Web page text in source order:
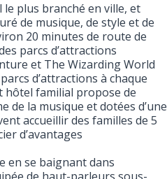
plus branché en ville, et
de musique, de style et de
20 minutes de route de
parcs d’attractions
et The Wizarding World
d’attractions à chaque
hôtel familial propose de
de la musique et dotées d’une
accueillir des familles de 5
d’avantages
en se baignant dans